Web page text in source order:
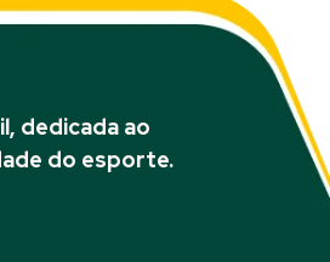
dedicada ao
do esporte.